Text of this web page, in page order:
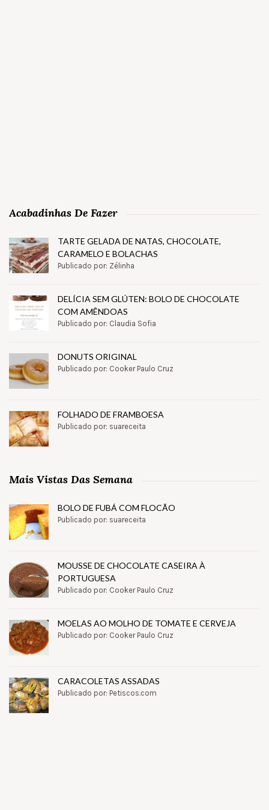
Acabadinhas De Fazer
TARTE GELADA DE NATAS, CHOCOLATE,
CARAMELO E BOLACHAS
Publicado por: Zélinha
DELÍCIA SEM GLÚTEN: BOLO DE CHOCOLATE
COM AMÊNDOAS
Publicado por: Claudia Sofia
DONUTS ORIGINAL
Publicado por: Cooker Paulo Cruz
FOLHADO DE FRAMBOESA
Publicado por: suareceita
Mais Vistas Das Semana
BOLO DE FUBÁ COM FLOCÃO
Publicado por: suareceita
MOUSSE DE CHOCOLATE CASEIRA À
PORTUGUESA
Publicado por: Cooker Paulo Cruz
MOELAS AO MOLHO DE TOMATE E CERVEJA
Publicado por: Cooker Paulo Cruz
CARACOLETAS ASSADAS
Publicado por: Petiscos.com